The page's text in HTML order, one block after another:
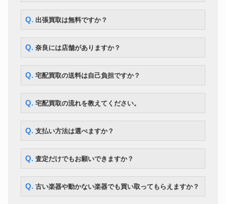
F.BESSON BE-702 フレンチホ
ルン
Q. 出張買取は無料ですか？
Q. 奈良には店舗がありますか？
Q. 宅配買取の送料は自己負担ですか？
Q. 宅配買取の流れを教えてください。
Q. 支払い方法は選べますか？
Q. 査定だけでもお願いできますか？
Q. 古い楽器や動かない楽器でも買い取ってもらえますか？